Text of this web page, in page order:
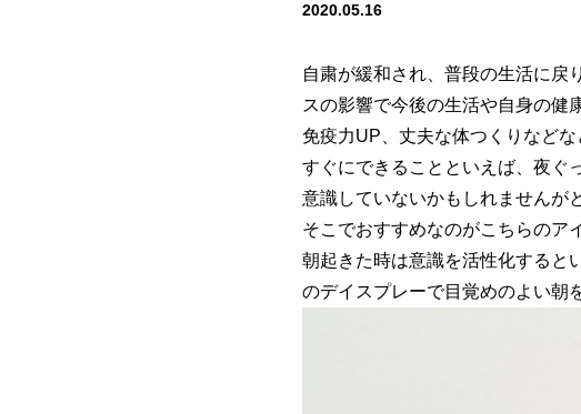
2020.05.16
自粛が緩和され、普段の生活に戻
スの影響で今後の生活や自身の健
免疫力UP、丈夫な体つくりなど
すぐにできることといえば、夜ぐ
意識していないかもしれませんが
そこでおすすめなのがこちらのア
朝起きた時は意識を活性化すると
のデイスプレーで目覚めのよい朝を